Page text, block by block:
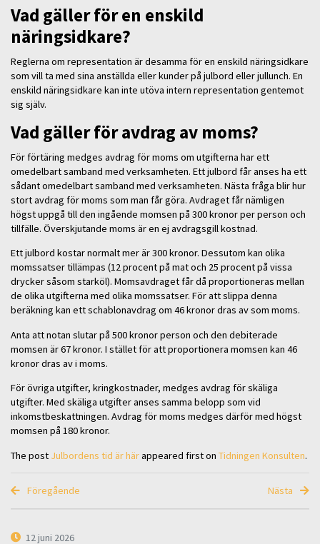
Vad gäller för en enskild
näringsidkare?
Reglerna om representation är desamma för en enskild näringsidkare
som vill ta med sina anställda eller kunder på julbord eller jullunch. En
enskild näringsidkare kan inte utöva intern representation gentemot
sig själv.
Vad gäller för avdrag av moms?
För förtäring medges avdrag för moms om utgifterna har ett
omedelbart samband med verksamheten. Ett julbord får anses ha ett
sådant omedelbart samband med verksamheten. Nästa fråga blir hur
stort avdrag för moms som man får göra. Avdraget får nämligen
högst uppgå till den ingående momsen på 300 kronor per person och
tillfälle. Överskjutande moms är en ej avdragsgill kostnad.
Ett julbord kostar normalt mer är 300 kronor. Dessutom kan olika
momssatser tillämpas (12 procent på mat och 25 procent på vissa
drycker såsom starköl). Momsavdraget får då proportioneras mellan
de olika utgifterna med olika momssatser. För att slippa denna
beräkning kan ett schablonavdrag om 46 kronor dras av som moms.
Anta att notan slutar på 500 kronor person och den debiterade
momsen är 67 kronor. I stället för att proportionera momsen kan 46
kronor dras av i moms.
För övriga utgifter, kringkostnader, medges avdrag för skäliga
utgifter. Med skäliga utgifter anses samma belopp som vid
inkomstbeskattningen. Avdrag för moms medges därför med högst
momsen på 180 kronor.
The post Julbordens tid är härappeared first on Tidningen Konsulten.
Föregående Nästa
12 juni 2026